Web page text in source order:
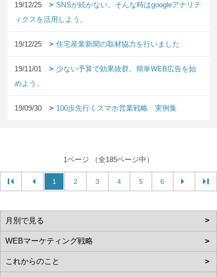
19/12/25
SNSが続かない。そんな時はgoogleアナリテ
ィクスを活用しよう。
19/12/25 住宅産業新聞の取材協力を行いました
19/11/01
少ない予算で効果抜群。簡単WEB広告を始
めよう。
19/09/30 100歩先行くスマホ営業戦略 実例集
1ページ （全185ページ中）
1 2 3 4 5 6